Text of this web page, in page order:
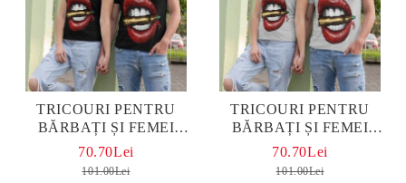
TRICOURI PENTRU
BĂRBAȚI ȘI FEMEI
BULLET KISS BLACK
70.70Lei
101.00Lei
TRICOURI PENTRU
BĂRBAȚI ȘI FEMEI
BULLET KISS GREY
70.70Lei
101.00Lei